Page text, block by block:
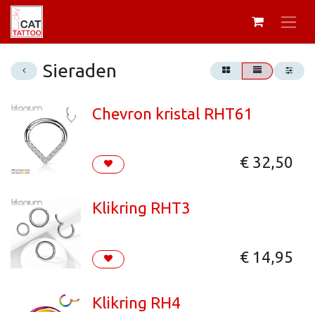
Sieraden
Chevron kristal RHT61
€ 32,50
Klikring RHT3
€ 14,95
Klikring RH4